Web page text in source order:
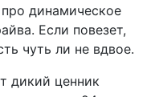
динамическое
Если повезет,
чуть ли не вдвое.
дикий ценник